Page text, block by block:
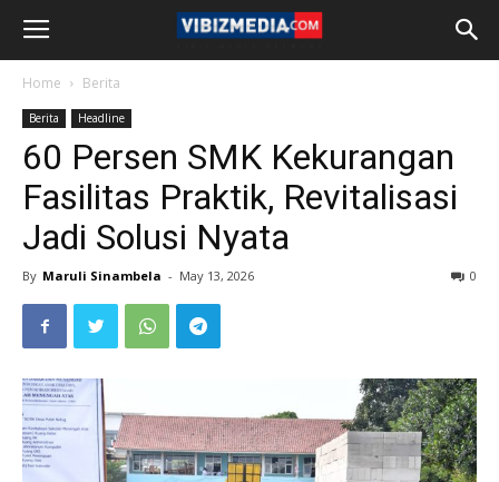
Home Berita
Berita Headline
60 Persen SMK Kekurangan
Fasilitas Praktik, Revitalisasi
Jadi Solusi Nyata
By Maruli Sinambela - May 13, 2026 0